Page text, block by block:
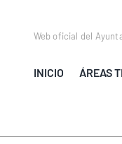
Web oficial del
INICIO ÁREAS